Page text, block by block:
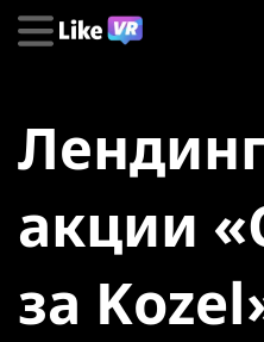
акции
за